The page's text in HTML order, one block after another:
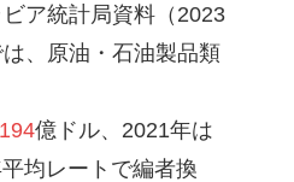
ア統計局資料（2023
、原油・石油製品類
億ドル、2021年は
均レートで編者換